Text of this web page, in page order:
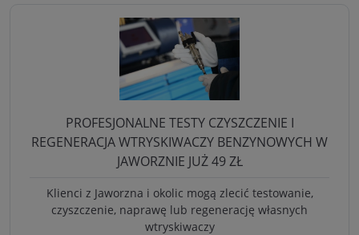
PROFESJONALNE TESTY CZYSZCZENIE I
REGENERACJA WTRYSKIWACZY BENZYNOWYCH W
JAWORZNIE JUŻ 49 ZŁ
Klienci z Jaworzna i okolic mogą zlecić testowanie,
czyszczenie, naprawę lub regenerację własnych
wtryskiwaczy